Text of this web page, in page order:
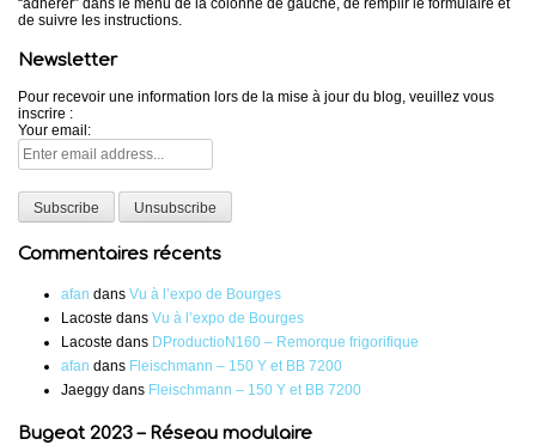
de suivre les instructions.
Newsletter
Pour recevoir une information lors de la mise à jour du blog, veuillez vous
inscrire :
Your email:
Commentaires récents
afan dans Vu à l’expo de Bourges
Lacoste dans Vu à l’expo de Bourges
Lacoste dans DProductioN160 – Remorque frigorifique
afan dans Fleischmann – 150 Y et BB 7200
Jaeggy dans Fleischmann – 150 Y et BB 7200
Bugeat 2023 – Réseau modulaire